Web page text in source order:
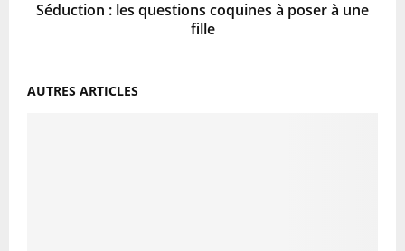
Séduction : les questions coquines à poser à une
fille
AUTRES ARTICLES